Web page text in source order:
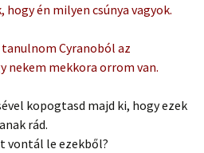
én milyen csúnya vagyok.
Cyranoból az
mekkora orrom van.
kopogtasd majd ki, hogy ezek
rád.
vontál le ezekből?